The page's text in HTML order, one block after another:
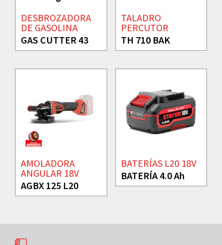
DESBROZADORA
DE GASOLINA
GAS CUTTER 43
TALADRO
PERCUTOR
TH 710 BAK
AMOLADORA
ANGULAR 18V
AGBX 125 L20
BATERÍAS L20 18V
BATERÍA 4.0 Ah